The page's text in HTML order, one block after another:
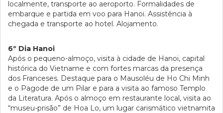
localmente, transporte ao aeroporto. Formalidades de
embarque e partida em voo para Hanoi. Assistência à
chegada e transporte ao hotel. Alojamento.
6º Dia Hanoi
Após o pequeno-almoço, visita à cidade de Hanoi, capital
histórica do Vietname e com fortes marcas da presença
dos Franceses. Destaque para o Mausoléu de Ho Chi Minh
e o Pagode de um Pilar e para a visita ao famoso Templo
da Literatura. Após o almoço em restaurante local, visita ao
“museu-prisão” de Hoa Lo, um lugar carismático vietnamita